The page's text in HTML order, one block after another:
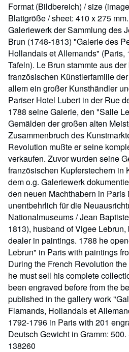
Format (Bildbereich) / size
Blattgröße / sheet: 410 x 275
Galeriewerk der Sammlung des
Brun (1748-1813) "Galerie des
Hollandais et Allemands" (Paris,
Tafeln). Le Brun stammte aus
französischen Künstlerfamilie
allem ein großer Kunsthändler
Pariser Hotel Lubert in der Rue
1788 seine Galerie, den "Salle
Gemälden der großen alten
Zusammenbruch des
Revolution mußte er seine
verkaufen. Zuvor wurden seine
französischen Kupferstechern in
dem o.g. Galeriewerk
den neuen Machthabern in
unentbehrlich für die
Nationalmuseums / Jean
1813), husband of Vigee
dealer in paintings. 1788 he
Lebrun" in Paris with paintings
During the French Revolution
he must sell his complete
been engraved before from the
published in the gallery work
Flamands, Hollandais et
1792-1796 in Paris with 201
Deutsch Gewicht in Gramm: 500.
138260